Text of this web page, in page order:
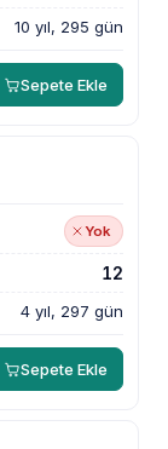
10 yıl, 295 gün
Sepete Ekle
Yok
4 yıl, 297 gün
12
Sepete Ekle